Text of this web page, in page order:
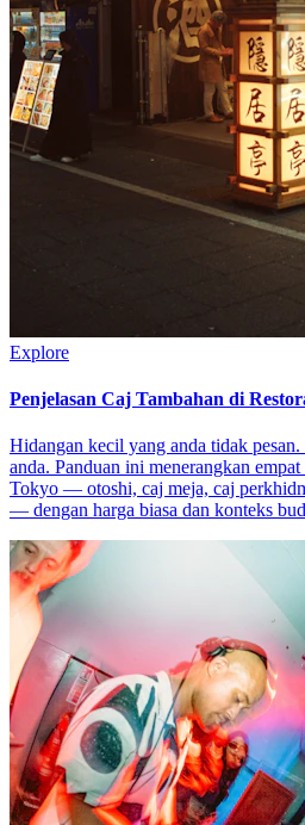
Explore
Penjelasan Caj Tambahan di
Hidangan kecil yang anda tidak
anda. Panduan ini menerangkan
Tokyo — otoshi, caj meja, caj
— dengan harga biasa dan konteks